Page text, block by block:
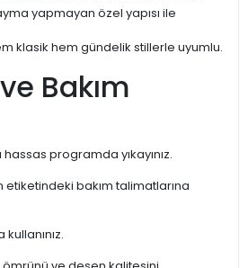
yapmayan özel yapısı ile
klasik hem gündelik stillerle uyumlu.
Bakım
programda yıkayınız.
etiketindeki bakım talimatlarına
kullanınız.